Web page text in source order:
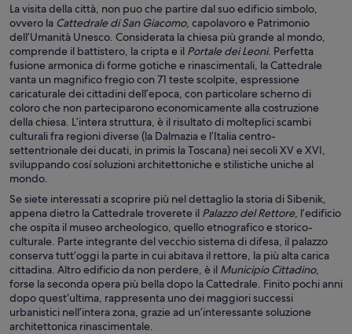
La visita della città, non puo che partire dal suo edificio simbolo,
ovvero la Cattedrale di San Giacomo, capolavoro e Patrimonio
dell’Umanità Unesco. Considerata la chiesa più grande al mondo,
comprende il battistero, la cripta e il Portale dei Leoni. Perfetta
fusione armonica di forme gotiche e rinascimentali, la Cattedrale
vanta un magnifico fregio con 71 teste scolpite, espressione
caricaturale dei cittadini dell’epoca, con particolare scherno di
coloro che non parteciparono economicamente alla costruzione
della chiesa. L’intera struttura, è il risultato di molteplici scambi
culturali fra regioni diverse (la Dalmazia e l’Italia centro-
settentrionale dei ducati, in primis la Toscana) nei secoli XV e XVI,
sviluppando cosí soluzioni architettoniche e stilistiche uniche al
mondo.
Se siete interessati a scoprire più nel dettaglio la storia di Sibenik,
appena dietro la Cattedrale troverete il Palazzo del Rettore, l’edificio
che ospita il museo archeologico, quello etnografico e storico-
culturale. Parte integrante del vecchio sistema di difesa, il palazzo
conserva tutt’oggi la parte in cui abitava il rettore, la più alta carica
cittadina. Altro edificio da non perdere, è il Municipio Cittadino,
forse la seconda opera più bella dopo la Cattedrale. Finito pochi anni
dopo quest’ultima, rappresenta uno dei maggiori successi
urbanistici nell’intera zona, grazie ad un’interessante soluzione
architettonica rinascimentale.